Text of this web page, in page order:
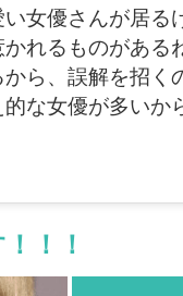
女優さんが居る
れるものがある
ら、誤解を招く
な女優が多いか
！！